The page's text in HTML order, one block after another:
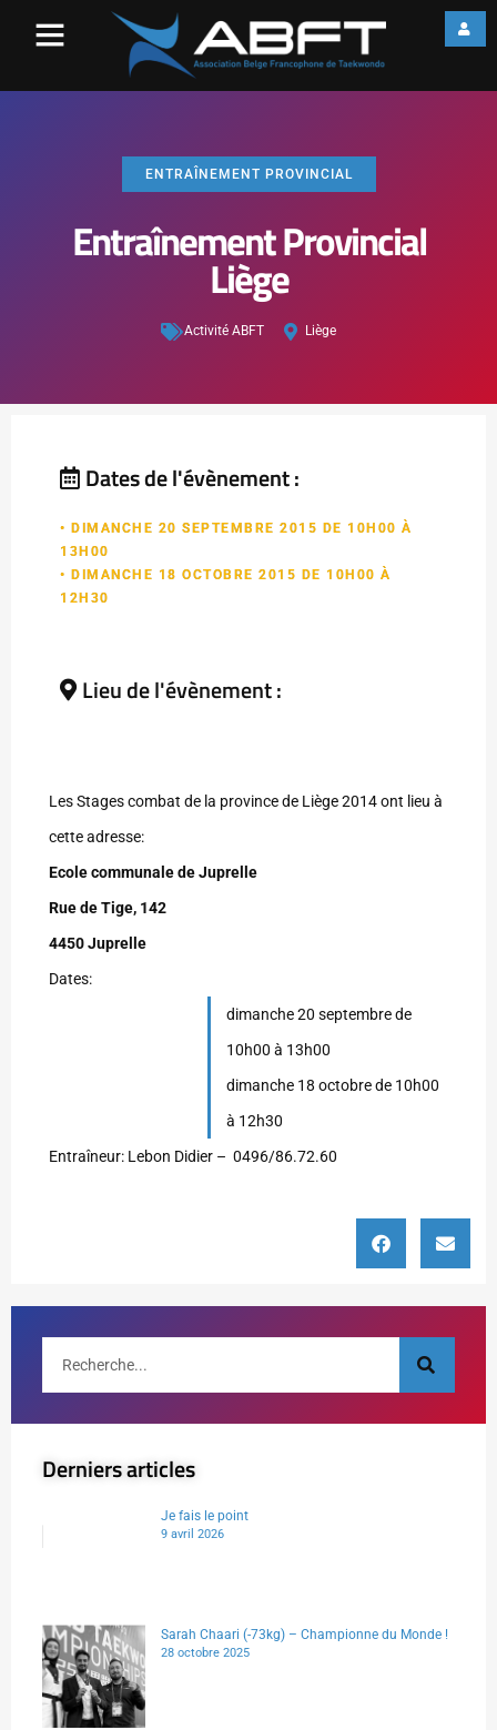
ENTRAÎNEMENT PROVINCIAL
Entraînement Provincial
Liège
Activité ABFT Liège
Dates de l'évènement :
• DIMANCHE 20 SEPTEMBRE 2015 DE 10H00 À
13H00
• DIMANCHE 18 OCTOBRE 2015 DE 10H00 À
12H30
Lieu de l'évènement :
Les Stages combat de la province de Liège 2014 ont lieu à
cette adresse:
Ecole communale de Juprelle
Rue de Tige, 142
4450 Juprelle
Dates:
dimanche 20 septembre de
10h00 à 13h00
dimanche 18 octobre de 10h00
à 12h30
Entraîneur: Lebon Didier – 0496/86.72.60
Derniers articles
Je fais le point
9 avril 2026
Sarah Chaari (-73kg) – Championne du Monde !
28 octobre 2025